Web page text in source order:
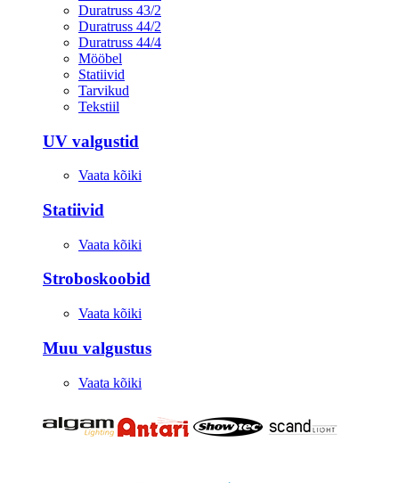
Duratruss 43/2
Duratruss 44/2
Duratruss 44/4
Mööbel
Statiivid
Tarvikud
Tekstiil
UV valgustid
Vaata kõiki
Statiivid
Vaata kõiki
Stroboskoobid
Vaata kõiki
Muu valgustus
Vaata kõiki